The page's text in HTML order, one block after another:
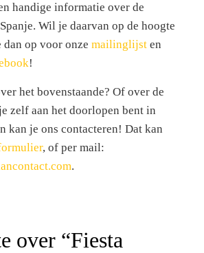
handige informatie over de
Wil je daarvan op de hoogte
op voor onze mailinglijst en
!
het bovenstaande? Of over de
zelf aan het doorlopen bent in
kan je ons contacteren! Dat kan
, of per mail:
.
over “Fiesta